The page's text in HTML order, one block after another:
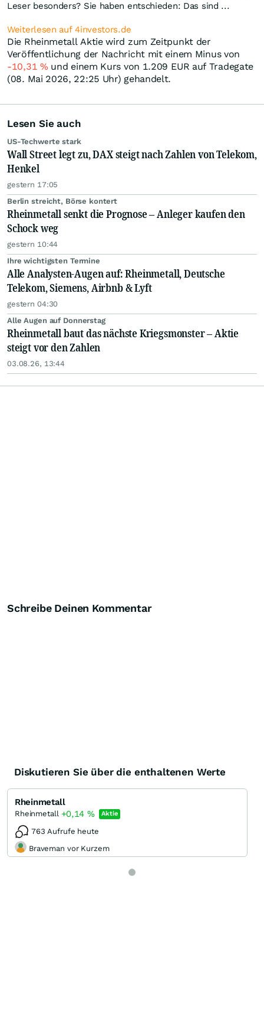
Leser besonders? Sie haben entschieden: Das sind ...
Weiterlesen auf 4investors.de
Die Rheinmetall Aktie wird zum Zeitpunkt der
Veröffentlichung der Nachricht mit einem Minus von
-10,31 % und einem Kurs von 1.209 EUR auf Tradegate
(08. Mai 2026, 22:25 Uhr) gehandelt.
Lesen Sie auch
US-Techwerte stark
Wall Street legt zu, DAX steigt nach Zahlen von Telekom,
Henkel
gestern 17:05
Berlin streicht, Börse kontert
Rheinmetall senkt die Prognose – Anleger kaufen den
Schock weg
gestern 10:44
Ihre wichtigsten Termine
Alle Analysten-Augen auf: Rheinmetall, Deutsche
Telekom, Siemens, Airbnb & Lyft
gestern 04:30
Alle Augen auf Donnerstag
Rheinmetall baut das nächste Kriegsmonster – Aktie
steigt vor den Zahlen
03.08.26, 13:44
Schreibe Deinen Kommentar
Diskutieren Sie über die enthaltenen Werte
Rheinmetall
Rheinmetall +0,14 % Aktie
763 Aufrufe heute
Braveman vor Kurzem